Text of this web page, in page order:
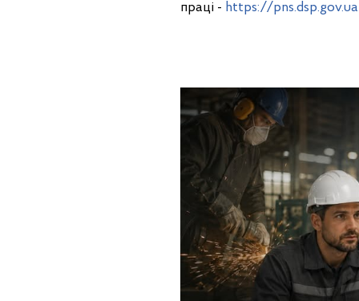
праці - https://